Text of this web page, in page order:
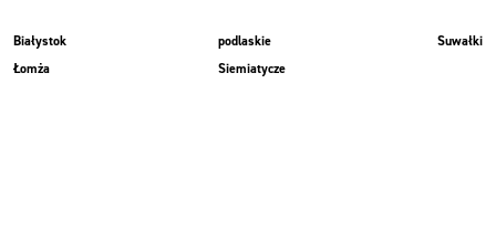
Białystok
Łomża
podlaskie
Siemiatycze
Suwałki